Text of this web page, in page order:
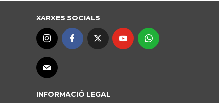
XARXES SOCIALS
INFORMACIÓ LEGAL